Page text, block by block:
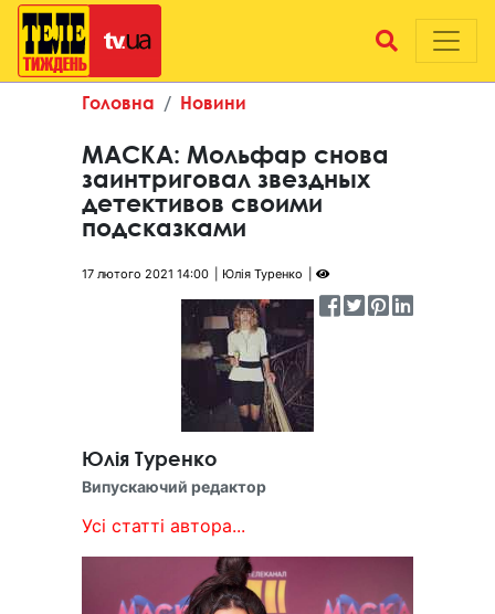
Головна Новини
МАСКА: Мольфар снова
заинтриговал звездных
детективов своими
подсказками
17 лютого 2021 14:00 Юлія Туренко
Юлія Туренко
Випускаючий редактор
Усі статті автора...